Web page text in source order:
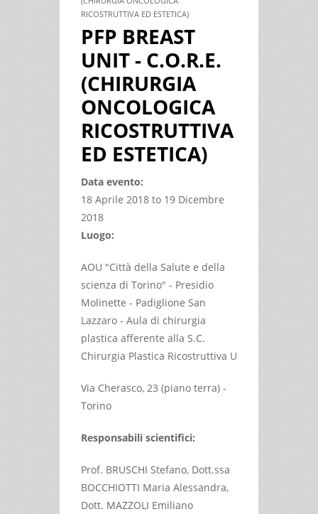
RICOSTRUTTIVA ED ESTETICA)
PFP BREAST
UNIT - C.O.R.E.
(CHIRURGIA
ONCOLOGICA
RICOSTRUTTIVA
ED ESTETICA)
Data evento:
18 Aprile 2018 to 19 Dicembre
2018
Luogo:
AOU "Città della Salute e della
scienza di Torino" - Presidio
Molinette - Padiglione San
Lazzaro - Aula di chirurgia
plastica afferente alla S.C.
Chirurgia Plastica Ricostruttiva U
Via Cherasco, 23 (piano terra) -
Torino
Responsabili scientifici:
Prof. BRUSCHI Stefano, Dott.ssa
BOCCHIOTTI Maria Alessandra,
Dott. MAZZOLI Emiliano